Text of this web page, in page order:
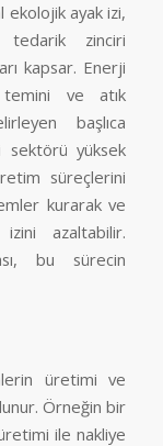
ekolojik ayak izi,
zinciri
kapsar. Enerji
temini ve atık
başlıca
yüksek
süreçlerini
kurarak ve
azaltabilir.
bu sürecin
üretimi ve
Örneğin bir
ile nakliye